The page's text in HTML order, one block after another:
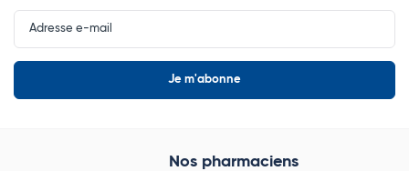
Input
Newsletter
Nos pharmaciens